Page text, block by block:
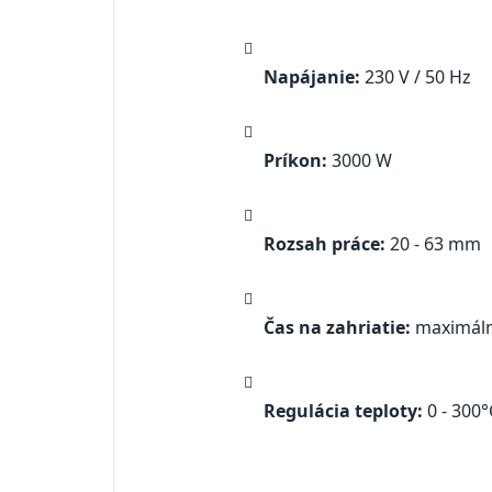
Napájanie: 230 V / 50 Hz
Príkon: 3000 W
Rozsah práce: 20 - 63 mm
Čas na zahriatie:
Regulácia teploty: 0 -